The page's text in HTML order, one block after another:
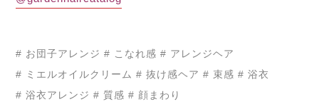
# お団子アレンジ # こなれ感 # アレンジヘア
# ミエルオイルクリーム # 抜け感ヘア # 束感 # 浴衣
# 浴衣アレンジ # 質感 # 顔まわり